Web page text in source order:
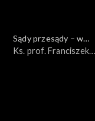
Sądy przesądy – w
powiększeniu
Ks. prof. Franciszek